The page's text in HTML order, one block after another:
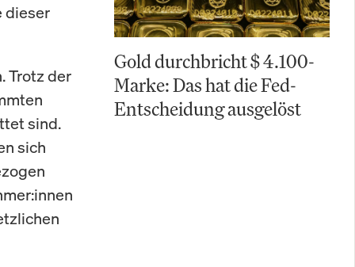
dieser
Trotz der
sind.
sich
Gold durchbricht $ 4.100-
Marke: Das hat die Fed-
Entscheidung ausgelöst